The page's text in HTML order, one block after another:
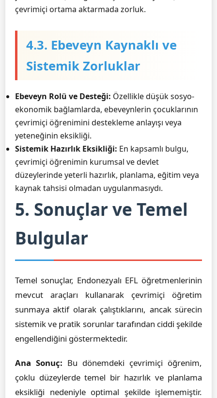
çevrimiçi ortama aktarmada zorluk.
4.3. Ebeveyn Kaynaklı ve
Sistemik Zorluklar
Ebeveyn Rolü ve Desteği: Özellikle düşük sosyo-
ekonomik bağlamlarda, ebeveynlerin çocuklarının
çevrimiçi öğrenimini destekleme anlayışı veya
yeteneğinin eksikliği.
Sistemik Hazırlık Eksikliği: En kapsamlı bulgu,
çevrimiçi öğrenimin kurumsal ve devlet
düzeylerinde yeterli hazırlık, planlama, eğitim veya
kaynak tahsisi olmadan uygulanmasıydı.
5. Sonuçlar ve Temel
Bulgular
Temel sonuçlar, Endonezyalı EFL öğretmenlerinin
mevcut araçları kullanarak çevrimiçi öğretim
sunmaya aktif olarak çalıştıklarını, ancak sürecin
sistemik ve pratik sorunlar tarafından ciddi şekilde
engellendiğini göstermektedir.
Ana Sonuç: Bu dönemdeki çevrimiçi öğrenim,
çoklu düzeylerde temel bir hazırlık ve planlama
eksikliği nedeniyle optimal şekilde işlememiştir.